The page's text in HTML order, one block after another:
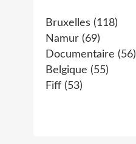
Bruxelles (118)
Namur (69)
Documentaire (56)
Belgique (55)
Fiff (53)